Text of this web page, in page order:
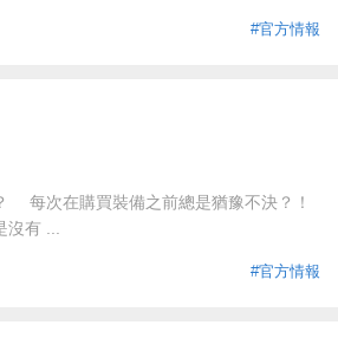
#官方情報
每次在購買裝備之前總是猶豫不決？！
有 ...
#官方情報